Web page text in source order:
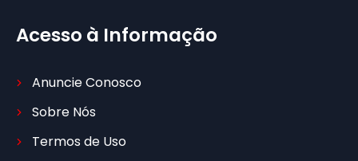
Acesso à Informação
Anuncie Conosco
Sobre Nós
Termos de Uso